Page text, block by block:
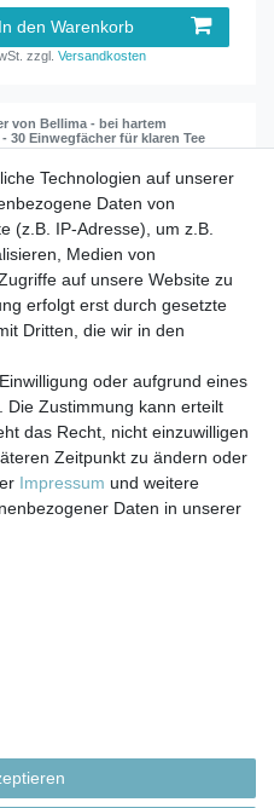
In den Warenkorb
zzgl.Versandkosten
von Bellima - bei hartem
30 Einwegfächer für klaren Tee
In den Warenkorb
zzgl. Versandkosten
AGB
Widerrufs­recht
Technologien auf unserer
Daten von
(z.B. IP-Adresse), um z.B.
Medien von
auf unsere Website zu
erfolgt erst durch gesetzte
Dritten, die wir in den
oder aufgrund eines
Die Zustimmung kann erteilt
das Recht, nicht einzuwilligen
Zeitpunkt zu ändern oder
Impressum und weitere
Daten in unserer